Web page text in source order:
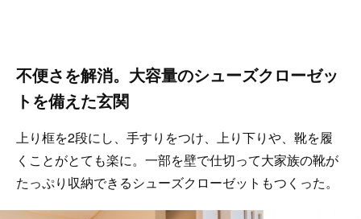
不便さを解消。大容量のシューズクローゼッ
トを備えた玄関
上り框を2段にし、手すりをつけ、上り下りや、靴を履
くことがとても楽に。一部を壁で仕切って大家族の靴が
たっぷり収納できるシューズクローゼットもつくった。